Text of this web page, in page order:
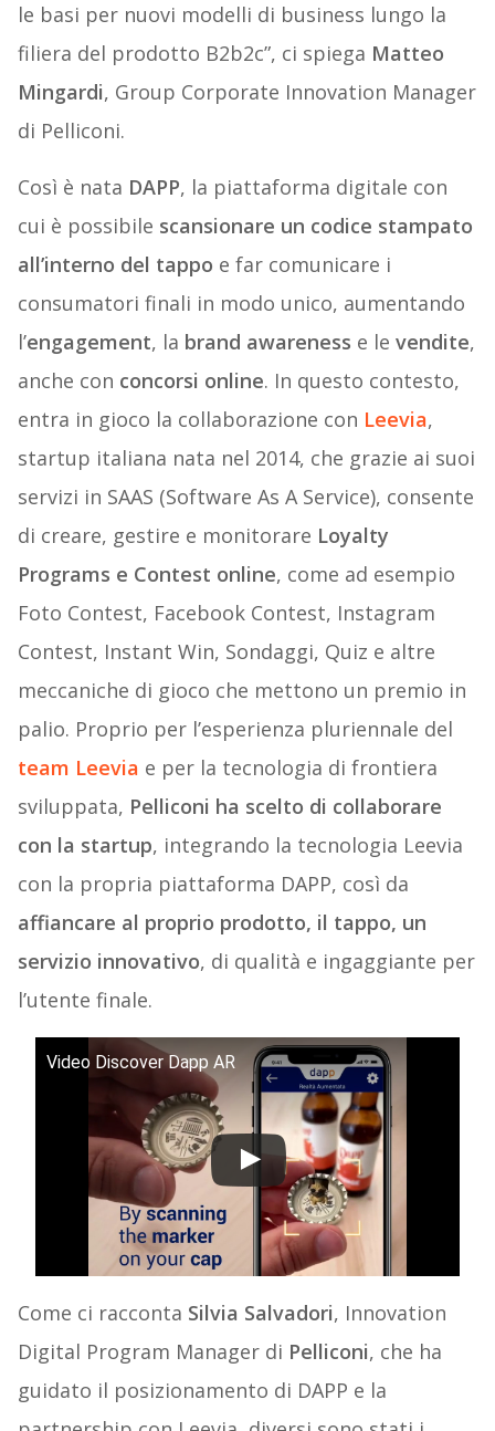
le basi per nuovi modelli di business lungo la
filiera del prodotto B2b2c”, ci spiega Matteo
Mingardi, Group Corporate Innovation Manager
di Pelliconi.
Così è nata DAPP, la piattaforma digitale con
cui è possibile scansionare un codice stampato
all’interno del tappo e far comunicare i
consumatori finali in modo unico, aumentando
l’engagement, la brand awareness e le vendite,
anche con concorsi online. In questo contesto,
entra in gioco la collaborazione con Leevia,
startup italiana nata nel 2014, che grazie ai suoi
servizi in SAAS (Software As A Service), consente
di creare, gestire e monitorare Loyalty
Programs e Contest online, come ad esempio
Foto Contest, Facebook Contest, Instagram
Contest, Instant Win, Sondaggi, Quiz e altre
meccaniche di gioco che mettono un premio in
palio. Proprio per l’esperienza pluriennale del
team Leevia e per la tecnologia di frontiera
sviluppata, Pelliconi ha scelto di collaborare
con la startup, integrando la tecnologia Leevia
con la propria piattaforma DAPP, così da
affiancare al proprio prodotto, il tappo, un
servizio innovativo, di qualità e ingaggiante per
l’utente finale.
Video Discover Dapp AR
Come ci racconta Silvia Salvadori, Innovation
Digital Program Manager di Pelliconi, che ha
guidato il posizionamento di DAPP e la